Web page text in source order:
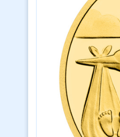
Previous